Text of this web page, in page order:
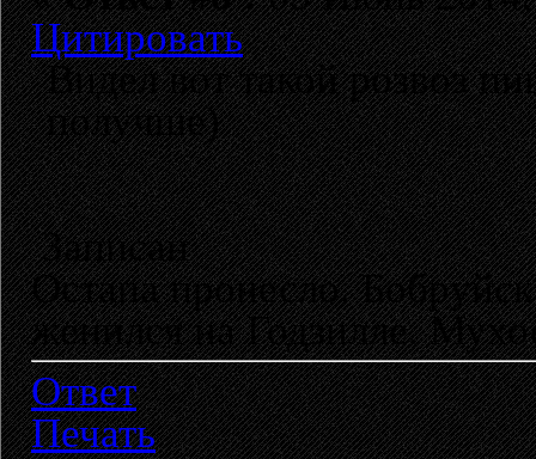
Цитировать
Видел вот такой розвоз
получше)
Записан
Остапа пронесло.
женился на Годзилле.
Ответ
Печать